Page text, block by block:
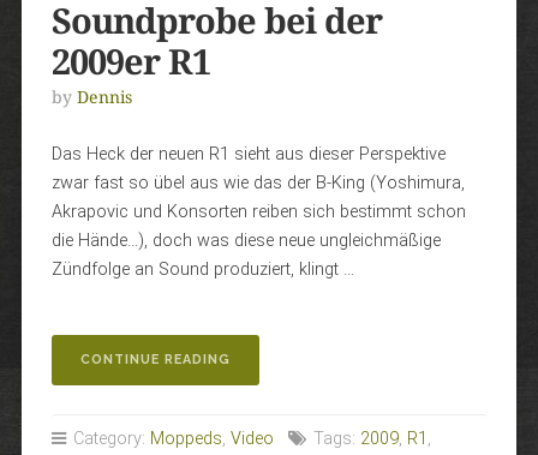
Soundprobe bei der
2009er R1
by Dennis
Das Heck der neuen R1 sieht aus dieser Perspektive
zwar fast so übel aus wie das der B-King (Yoshimura,
Akrapovic und Konsorten reiben sich bestimmt schon
die Hände…), doch was diese neue ungleichmäßige
Zündfolge an Sound produziert, klingt …
CONTINUE READING
R1“
Category: Moppeds, Video Tags: 2009, R1 ,